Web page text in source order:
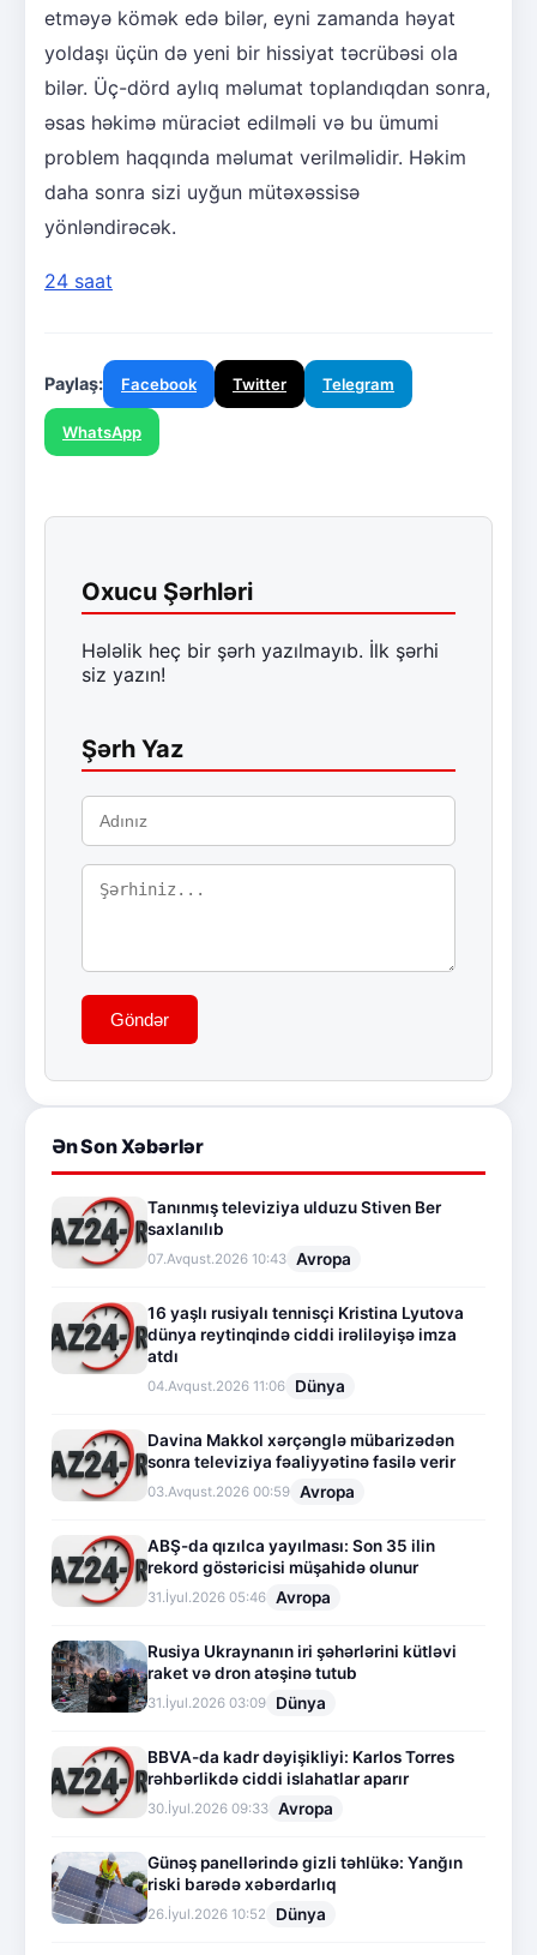
etməyə kömək edə bilər, eyni zamanda həyat
yoldaşı üçün də yeni bir hissiyat təcrübəsi ola
bilər. Üç-dörd aylıq məlumat toplandıqdan sonra,
əsas həkimə müraciət edilməli və bu ümumi
problem haqqında məlumat verilməlidir. Həkim
daha sonra sizi uyğun mütəxəssisə
yönləndirəcək.
24 saat
Paylaş: Facebook Twitter Telegram
WhatsApp
Oxucu Şərhləri
Hələlik heç bir şərh yazılmayıb. İlk şərhi
siz yazın!
Şərh Yaz
Göndər
Ən Son Xəbərlər
Tanınmış televiziya ulduzu Stiven Ber
saxlanılıb
07.Avqust.2026 10:43 Avropa
16 yaşlı rusiyalı tennisçi Kristina Lyutova
dünya reytinqində ciddi irəliləyişə imza
atdı
04.Avqust.2026 11:06 Dünya
Davina Makkol xərçənglə mübarizədən
sonra televiziya fəaliyyətinə fasilə verir
03.Avqust.2026 00:59 Avropa
ABŞ-da qızılca yayılması: Son 35 ilin
rekord göstəricisi müşahidə olunur
31.İyul.2026 05:46 Avropa
Rusiya Ukraynanın iri şəhərlərini kütləvi
raket və dron atəşinə tutub
31.İyul.2026 03:09 Dünya
BBVA-da kadr dəyişikliyi: Karlos Torres
rəhbərlikdə ciddi islahatlar aparır
30.İyul.2026 09:33 Avropa
Günəş panellərində gizli təhlükə: Yanğın
riski barədə xəbərdarlıq
26.İyul.2026 10:52 Dünya